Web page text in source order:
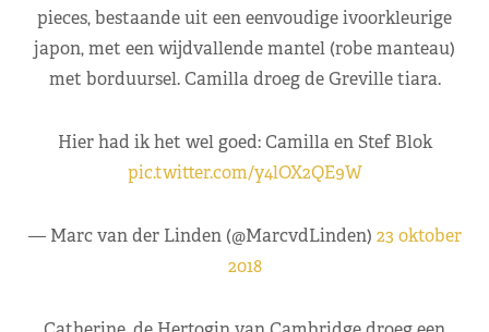
pieces, bestaande uit een eenvoudige ivoorkleurige
japon, met een wijdvallende mantel (robe manteau)
met borduursel. Camilla droeg de Greville tiara.
Hier had ik het wel goed: Camilla en Stef Blok
pic.twitter.com/y4lOX2QE9W
— Marc van der Linden (@MarcvdLinden) 23 oktober
2018